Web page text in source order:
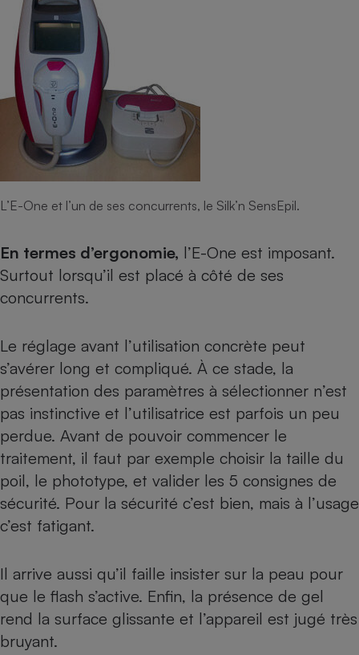
L’E-One et l’un de ses concurrents, le Silk’n SensEpil.
En termes d’ergonomie, l’E-One est imposant.
Surtout lorsqu’il est placé à côté de ses
concurrents.
Le réglage avant l’utilisation concrète peut
s’avérer long et compliqué. À ce stade, la
présentation des paramètres à sélectionner n’est
pas instinctive et l’utilisatrice est parfois un peu
perdue. Avant de pouvoir commencer le
traitement, il faut par exemple choisir la taille du
poil, le phototype, et valider les 5 consignes de
sécurité. Pour la sécurité c’est bien, mais à l’usage
c’est fatigant.
Il arrive aussi qu’il faille insister sur la peau pour
que le flash s’active. Enfin, la présence de gel
rend la surface glissante et l’appareil est jugé très
bruyant.